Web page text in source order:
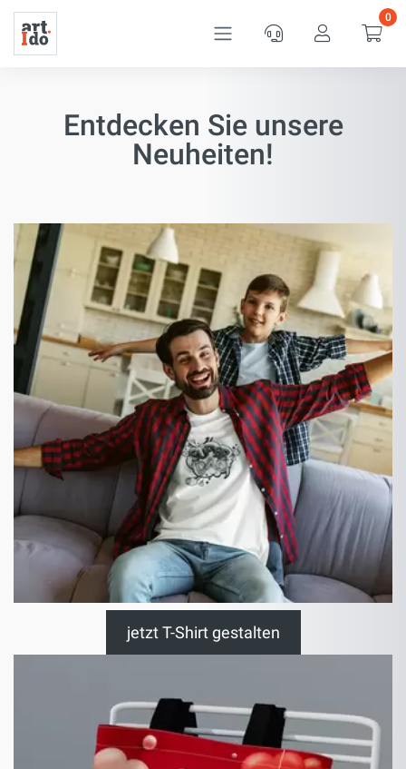
Service
0
Entdecken Sie unsere
Neuheiten!
jetzt T-Shirt gestalten